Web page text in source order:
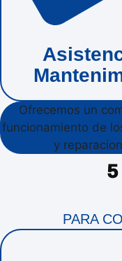
Ofrecemos un
funcionamiento de
y
PARA